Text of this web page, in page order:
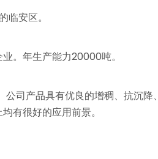
安区。
。年生产能力20000吨。
司产品具有优良的增稠、抗沉降
有很好的应用前景。